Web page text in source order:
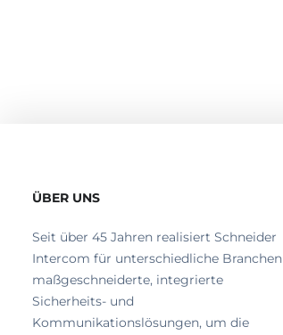
ÜBER UNS
Seit über 45 Jahren realisiert Schneider
Intercom für unterschiedliche Branchen
maßgeschneiderte, integrierte
Sicherheits- und
Kommunikationslösungen, um die